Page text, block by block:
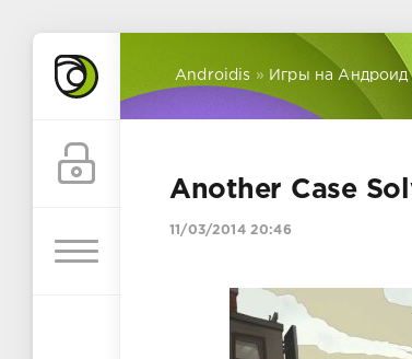
Androidis » Игры на Андроид
Another Case
11/03/2014 20:46